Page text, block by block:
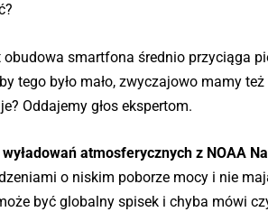
obudowa smartfona średnio przyciąga
tego było mało, zwyczajowo mamy
Oddajemy głos ekspertom.
atmosferycznych z NOAA
o niskim poborze mocy i nie
być globalny spisek i chyba mówi